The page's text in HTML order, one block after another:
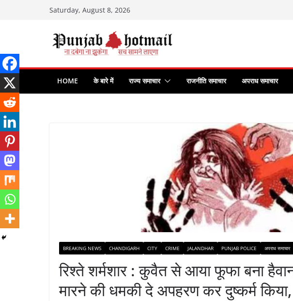
Saturday, August 8, 2026
HOME के बारे में राज्य समाचार राजनीति समाचार अपराध समाचार
BREAKING NEWS CHANDIGARH CITY CRIME JALANDHAR PUNJAB POLICE अपराध समाचार
रिश्ते शर्मशार : कुवैत से आया फूफा बना
मारने की धमकी दे अपहरण कर दुष्कर्म